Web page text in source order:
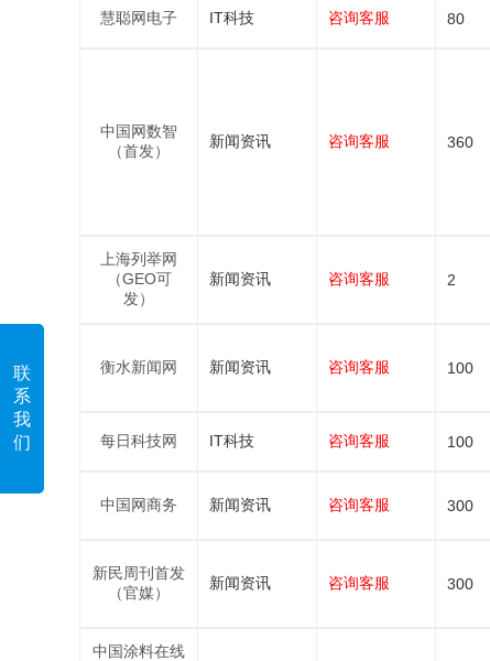
联
系
我
们
慧聪网电子 IT科技 咨询客服 80
中国网数智
（首发）
新闻资讯 咨询客服 360
上海列举网
（GEO可
发）
新闻资讯 咨询客服 2
衡水新闻网 新闻资讯 咨询客服 100
每日科技网 IT科技 咨询客服 100
中国网商务 新闻资讯 咨询客服 300
新民周刊首发
（官媒）
新闻资讯 咨询客服 300
中国涂料在线